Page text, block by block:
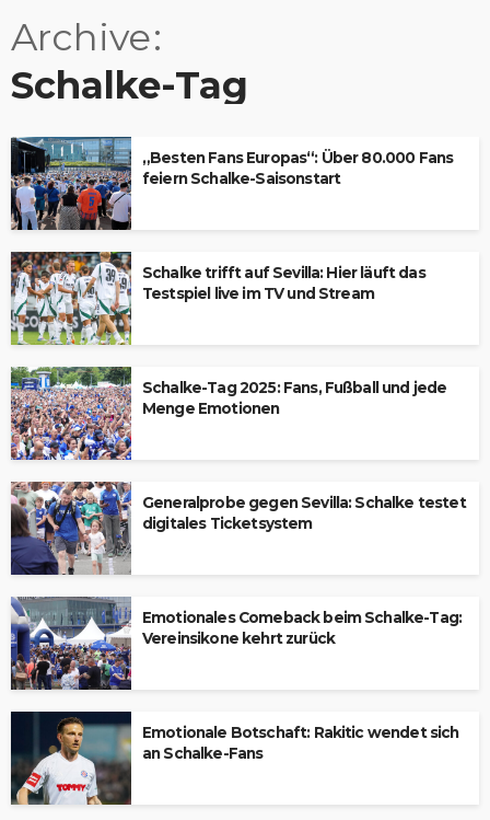
Archive
Schalke-Tag
„Besten Fans Europas“: Über 80.000 Fans
feiern Schalke-Saisonstart
Schalke trifft auf Sevilla: Hier läuft das
Testspiel live im TV und Stream
Schalke-Tag 2025: Fans, Fußball und jede
Menge Emotionen
Generalprobe gegen Sevilla: Schalke testet
digitales Ticketsystem
Emotionales Comeback beim Schalke-Tag:
Vereinsikone kehrt zurück
Emotionale Botschaft: Rakitic wendet sich
an Schalke-Fans